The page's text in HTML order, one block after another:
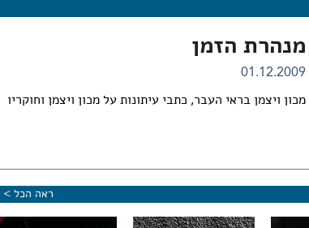
מנהרת הזמן
01.12.2009
מכון ויצמן בראי העבר, כתבי עיתונות על מכון ויצמן וחוקריו
ראה הכל >